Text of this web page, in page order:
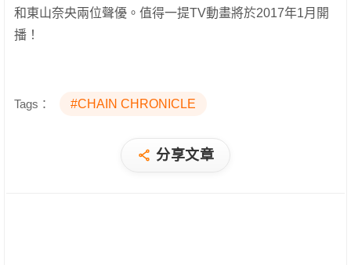
和東山奈央兩位聲優。值得一提TV動畫將於2017年1月開
播！
Tags： #CHAIN CHRONICLE
分享文章